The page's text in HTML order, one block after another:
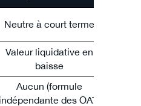
Neutre à court terme
Valeur liquidative en
baisse
Aucun (formule
indépendante des OAT)